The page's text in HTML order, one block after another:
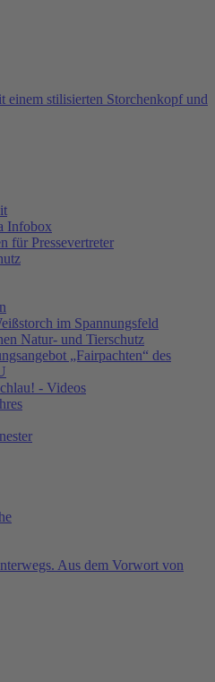
Infobox
für Pressevertreter
im Spannungsfeld
Natur- und Tierschutz
„Fairpachten“ des
- Videos
Aus dem Vorwort von